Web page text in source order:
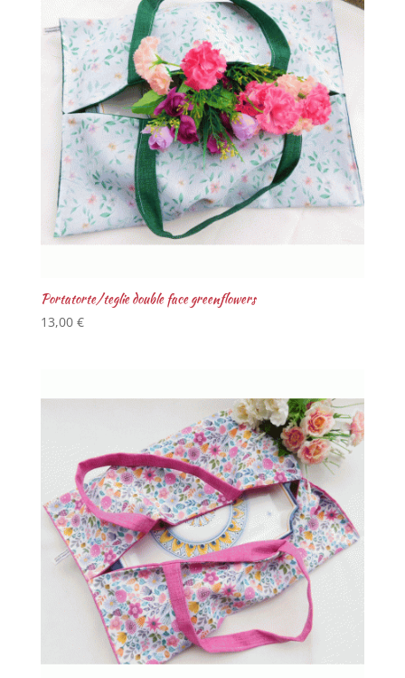
Portatorte/teglie double face greenflowers
13,00 €